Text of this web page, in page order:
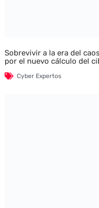
Sobrevivir a la era del
por el nuevo cálculo del
Cyber Expertos